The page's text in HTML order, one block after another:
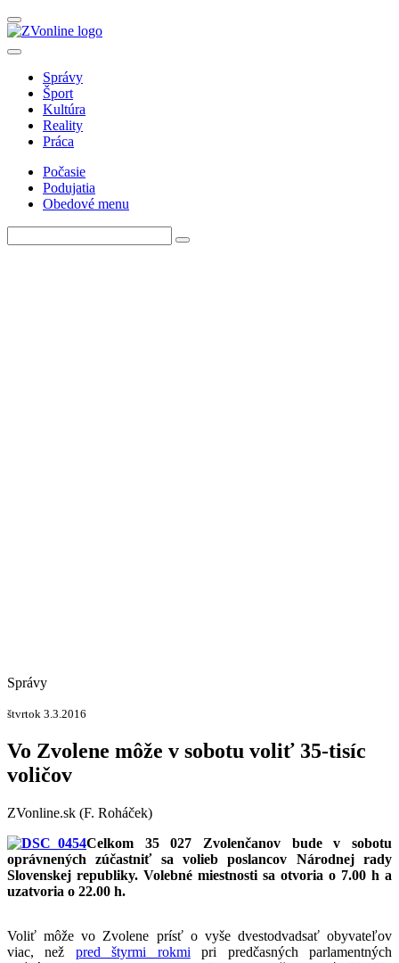
Správy
Šport
Kultúra
Reality
Práca
Počasie
Podujatia
Obedové menu
Správy
štvrtok 3.3.2016
Vo Zvolene môže v sobotu voliť 35-tisíc
voličov
ZVonline.sk (F. Roháček)
Celkom 35 027 Zvolenčanov bude v sobotu
oprávnených zúčastniť sa volieb poslancov Národnej rady
Slovenskej republiky. Volebné miestnosti sa otvoria o 7.00 h a
uzatvoria o 22.00 h.
Voliť môže vo Zvolene prísť o vyše dvestodvadsať obyvateľov
viac, než pred štyrmi rokmi pri predčasných parlamentných